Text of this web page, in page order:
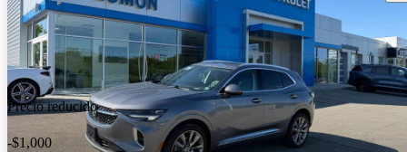
Precio reducido
-$1,000